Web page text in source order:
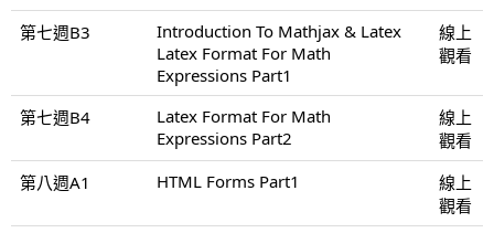
第七週B3
Introduction To Mathjax & Latex
Latex Format For Math
Expressions Part1
線上
觀看
第七週B4
Latex Format For Math
Expressions Part2
線上
觀看
第八週A1
HTML Forms Part1
線上
觀看